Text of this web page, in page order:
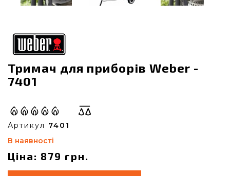
Тримач для приборів Weber -
7401
Артикул 7401
В наявності
Ціна: 879 грн.